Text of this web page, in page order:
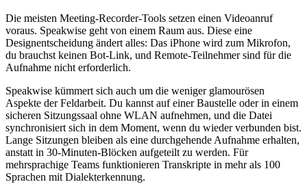
Die meisten Meeting-Recorder-Tools setzen einen Videoanruf
voraus. Speakwise geht von einem Raum aus. Diese eine
Designentscheidung ändert alles: Das iPhone wird zum Mikrofon,
du brauchst keinen Bot-Link, und Remote-Teilnehmer sind für die
Aufnahme nicht erforderlich.
Speakwise kümmert sich auch um die weniger glamourösen
Aspekte der Feldarbeit. Du kannst auf einer Baustelle oder in einem
sicheren Sitzungssaal ohne WLAN aufnehmen, und die Datei
synchronisiert sich in dem Moment, wenn du wieder verbunden bist.
Lange Sitzungen bleiben als eine durchgehende Aufnahme erhalten,
anstatt in 30-Minuten-Blöcken aufgeteilt zu werden. Für
mehrsprachige Teams funktionieren Transkripte in mehr als 100
Sprachen mit Dialekterkennung.